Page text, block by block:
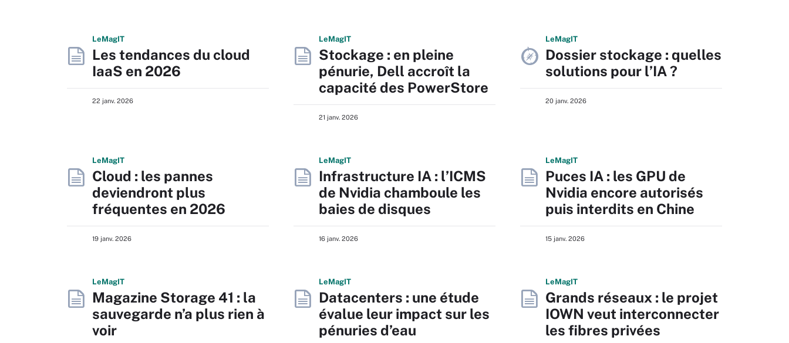
LeMagIT
Les tendances du cloud
IaaS en 2026
22 janv. 2026
LeMagIT
Stockage : en pleine
pénurie, Dell accroît la
capacité des PowerStore
21 janv. 2026
LeMagIT
Dossier stockage : quelles
solutions pour l’IA ?
20 janv. 2026
LeMagIT
Cloud : les pannes
deviendront plus
fréquentes en 2026
19 janv. 2026
LeMagIT
Infrastructure IA : l’ICMS
de Nvidia chamboule les
baies de disques
16 janv. 2026
LeMagIT
Puces IA : les GPU de
Nvidia encore autorisés
puis interdits en Chine
15 janv. 2026
LeMagIT
Magazine Storage 41 : la
sauvegarde n’a plus rien à
voir
LeMagIT
Datacenters : une étude
évalue leur impact sur les
pénuries d’eau
LeMagIT
Grands réseaux : le projet
IOWN veut interconnecter
les fibres privées